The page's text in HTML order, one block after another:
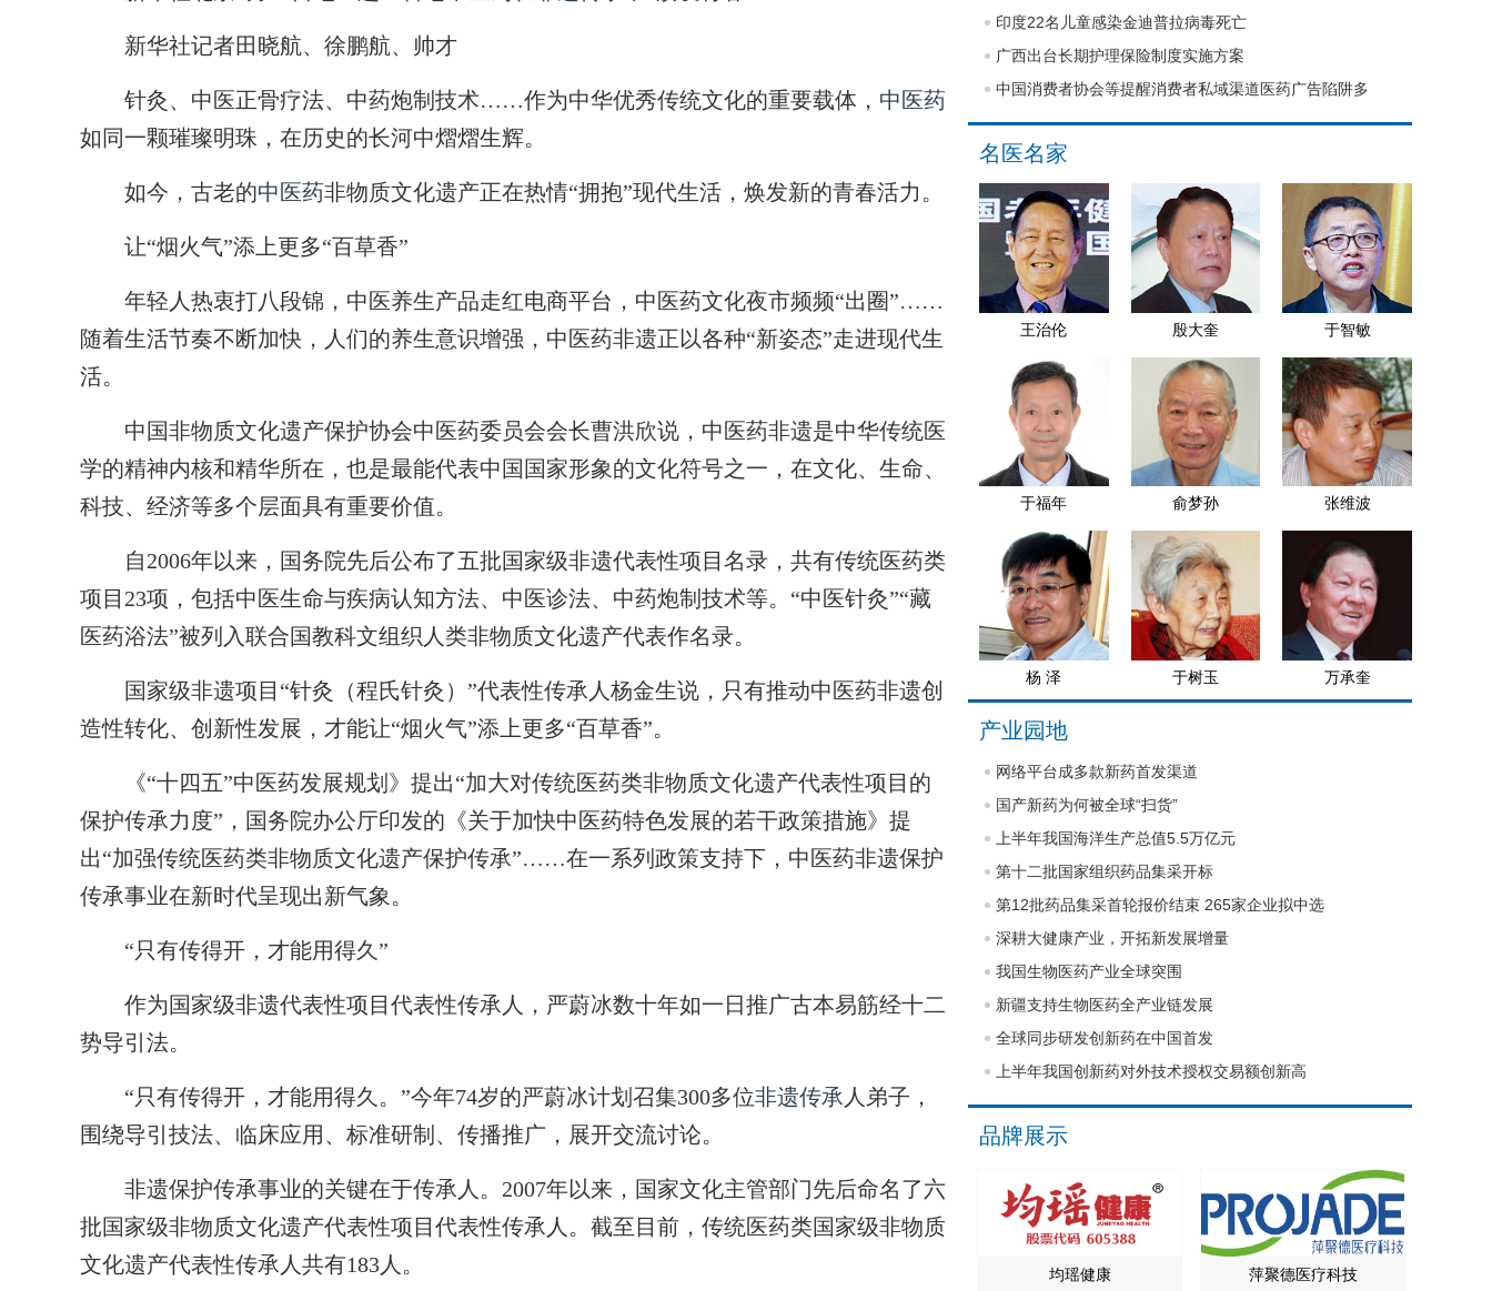
新华社记者田晓航、徐鹏航、帅才
针灸、中医正骨疗法、中药炮制技术……作为中华优秀传统文化的重要载体， 中医药
如同一颗璀璨明珠，在历史的长河中熠熠生辉。
如今，古老的中医药非物质文化遗产正在热情“拥抱”现代生活，焕发新的青春活力。
让“烟火气”添上更多“百草香”
年轻人热衷打八段锦，中医养生产品走红电商平台，中医药文化夜市频频“出圈”……
随着生活节奏不断加快，人们的养生意识增强，中医药非遗正以各种“新姿态”走进现代生
活。
中国非物质文化遗产保护协会中医药委员会会长曹洪欣说，中医药非遗是中华传统医
学的精神内核和精华所在，也是最能代表中国国家形象的文化符号之一，在文化、生命、
科技、经济等多个层面具有重要价值。
自2006年以来，国务院先后公布了五批国家级非遗代表性项目名录，共有传统医药类
项目23项，包括中医生命与疾病认知方法、中医诊法、中药炮制技术等。“中医针灸”“藏
医药浴法”被列入联合国教科文组织人类非物质文化遗产代表作名录。
国家级非遗项目“针灸（程氏针灸）”代表性传承人杨金生说，只有推动中医药非遗创
造性转化、创新性发展，才能让“烟火气”添上更多“百草香”。
《“十四五”中医药发展规划》提出“加大对传统医药类非物质文化遗产代表性项目的
保护传承力度”，国务院办公厅印发的《关于加快中医药特色发展的若干政策措施》提
出“加强传统医药类非物质文化遗产保护传承”……在一系列政策支持下，中医药非遗保护
传承事业在新时代呈现出新气象。
“只有传得开，才能用得久”
作为国家级非遗代表性项目代表性传承人，严蔚冰数十年如一日推广古本易筋经十二
势导引法。
“只有传得开，才能用得久。”今年74岁的严蔚冰计划召集300多位非遗传承 人弟子，
围绕导引技法、临床应用、标准研制、传播推广，展开交流讨论。
非遗保护传承事业的关键在于传承人。2007年以来，国家文化主管部门先后命名了六
批国家级非物质文化遗产代表性项目代表性传承人。截至目前，传统医药类国家级非物质
文化遗产代表性传承人共有183人。
印度22名儿童感染金迪普拉病毒死亡
广西出台长期护理保险制度实施方案
中国消费者协会等提醒消费者私域渠道医药广告陷阱多
名医名家
王治伦 殷大奎 于智敏
于福年 俞梦孙 张维波
杨 泽 于树玉 万承奎
产业园地
网络平台成多款新药首发渠道
国产新药为何被全球“扫货”
上半年我国海洋生产总值5.5万亿元
第十二批国家组织药品集采开标
第12批药品集采首轮报价结束 265家企业拟中选
深耕大健康产业，开拓新发展增量
我国生物医药产业全球突围
新疆支持生物医药全产业链发展
全球同步研发创新药在中国首发
上半年我国创新药对外技术授权交易额创新高
品牌展示
均瑶健康 萍聚德医疗科技